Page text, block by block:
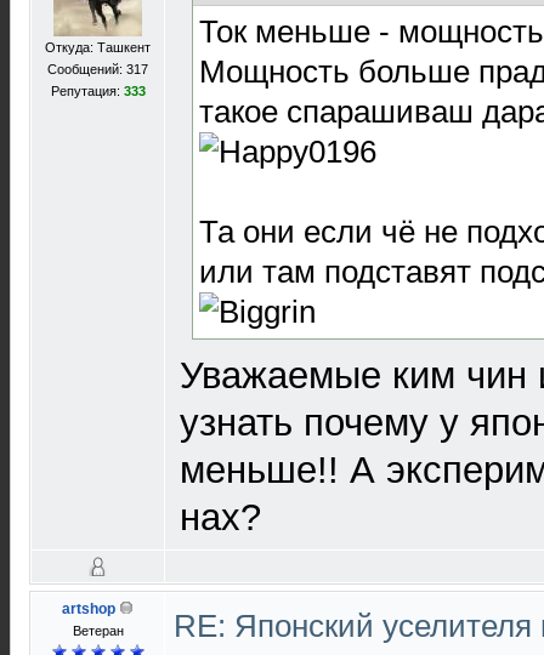
Откуда: Ташкент
Сообщений: 317
Репутация: 333
Ток меньше -
Мощность больше
такое спарашиваш
Та они если чё не
или там подставят
Уважаемые ким чин
узнать почему у
меньше!! А
нах?
artshop
Ветеран
RE: Японский